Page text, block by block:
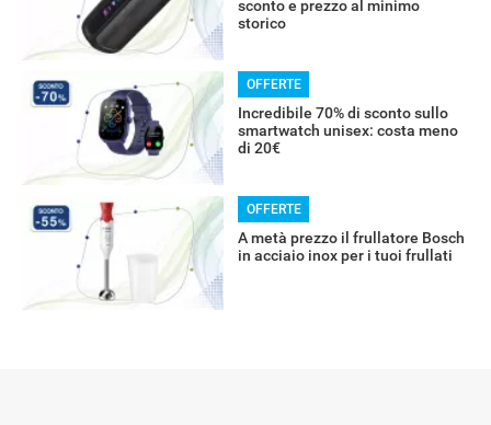
sconto e prezzo al minimo
storico
OFFERTE
Incredibile 70% di sconto sullo
smartwatch unisex: costa meno
di 20€
OFFERTE
A metà prezzo il frullatore Bosch
in acciaio inox per i tuoi frullati